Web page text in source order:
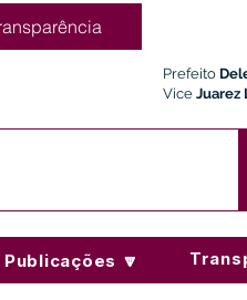
Prefeito
Vice Juarez
Publicações 🔽